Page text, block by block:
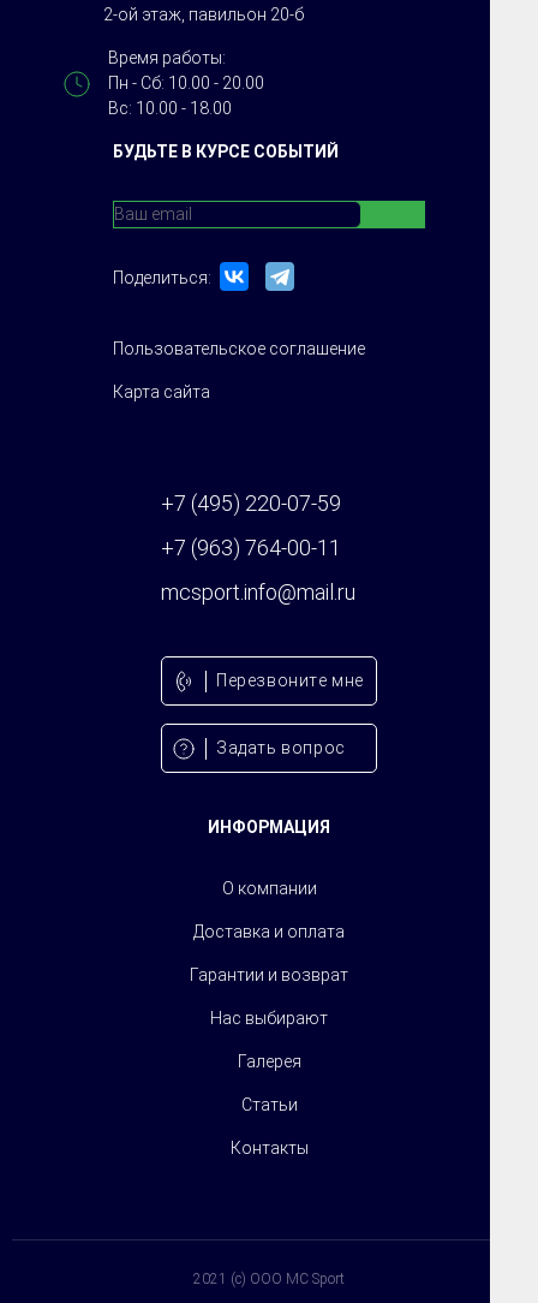
БУДЬТЕ В КУРСЕ СОБЫТИЙ
Поделиться:
Пользовательское соглашение
Карта сайта
ИНФОРМАЦИЯ
О компании
Доставка и оплата
Гарантии и возврат
Нас выбирают
Галерея
Статьи
Контакты
2-ой этаж, павильон 20-б
Время работы:
Пн - Сб: 10.00 - 20.00
Вс: 10.00 - 18.00
+7 (495) 220-07-59
+7 (963) 764-00-11
mcsport.info@mail.ru
Перезвонитe мне
Задать вопрос
2021 (c) OOO MC Sport